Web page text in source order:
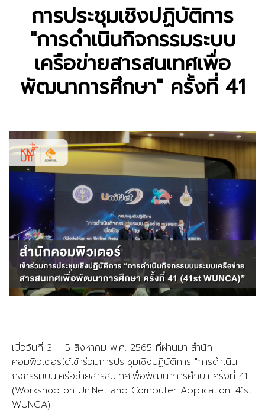
การประชุมเชิงปฏิบัติการ
"การดำเนินกิจกรรมระบบ
เครือข่ายสารสนเทศเพื่อ
พัฒนาการศึกษา" ครั้งที่ 41
เมื่อวันที่ 3 – 5 สิงหาคม พ.ศ. 2565 ที่ผ่านมา สำนัก
คอมพิวเตอร์ได้เข้าร่วมการประชุมเชิงปฏิบัติการ "การดำเนิน
กิจกรรมบนเครือข่ายสารสนเทศเพื่อพัฒนาการศึกษา ครั้งที่ 41
(Workshop on UniNet and Computer Application: 41st
WUNCA)